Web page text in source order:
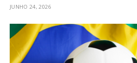
JUNHO 24, 2026